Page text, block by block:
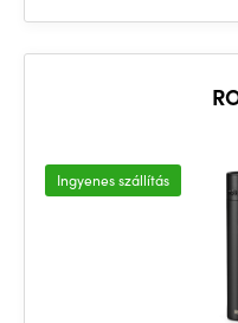
Ingyenes szállítás